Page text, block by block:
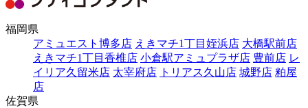
福岡県
アミュエスト博多店 えきマチ1丁目姪浜店 大橋駅前店
えきマチ1丁目香椎店 小倉駅アミュプラザ店 豊前店 レ
イリア久留米店 太宰府店 トリアス久山店 城野店 粕屋
店
佐賀県